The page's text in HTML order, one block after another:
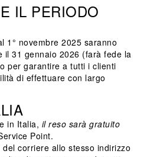
IL PERIODO
1° novembre 2025 saranno
il 31 gennaio 2026 (farà fede la
per garantire a tutti i clienti
di effettuare con largo
in Italia, il reso sarà gratuito
Point.
corriere allo stesso indirizzo